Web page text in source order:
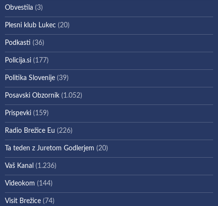
Obvestila (3)
Plesni klub Lukec (20)
Podkasti (36)
Policija.si (177)
Politika Slovenije (39)
Posavski Obzornik (1.052)
Prispevki (159)
Radio Brežice Eu (226)
Ta teden z Juretom Godlerjem (20)
Vaš Kanal (1.236)
Videokom (144)
Visit Brežice (74)